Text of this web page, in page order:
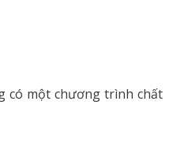
có một chương trình chất